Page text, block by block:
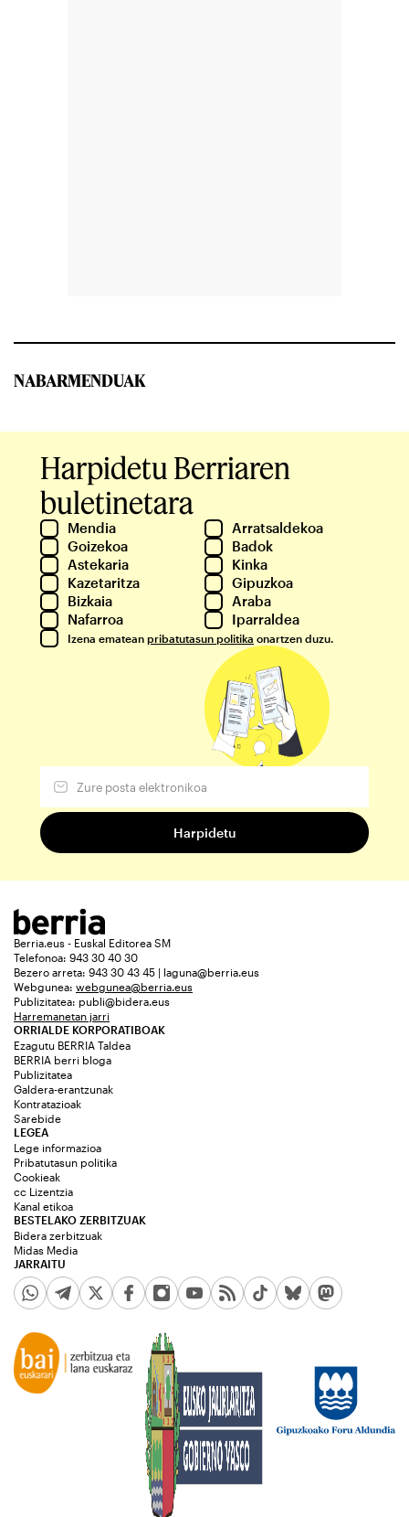
NABARMENDUAK
Harpidetu Berriaren
buletinetara
Mendia
Arratsaldekoa
Goizekoa
Badok
Astekaria
Kinka
Kazetaritza
Gipuzkoa
Bizkaia
Araba
Nafarroa
Iparraldea
Izena ematean pribatutasun politika onartzen duzu.
Berria.eus - Euskal Editorea SM
Telefonoa: 943 30 40 30
Bezero arreta: 943 30 43 45 | laguna@berria.eus
Webgunea: webgunea@berria.eus
Publizitatea: publi@bidera.eus
Harremanetan jarri
ORRIALDE KORPORATIBOAK
Ezagutu BERRIA Taldea
BERRIA berri bloga
Publizitatea
Galdera-erantzunak
Kontratazioak
Sarebide
JARRAITU
LEGEA
Lege informazioa
Pribatutasun politika
Cookieak
cc Lizentzia
Kanal etikoa
BESTELAKO ZERBITZUAK
Bidera zerbitzuak
Midas Media